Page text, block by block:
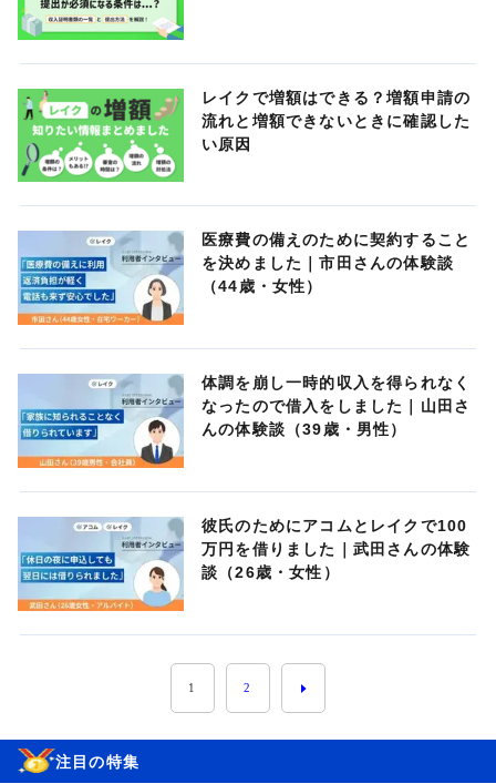
レイクで増額はできる？増額申請の
流れと増額できないときに確認した
い原因
医療費の備えのために契約すること
を決めました｜市田さんの体験談
（44歳・女性）
体調を崩し一時的収入を得られなく
なったので借入をしました｜山田さ
んの体験談（39歳・男性）
彼氏のためにアコムとレイクで100
万円を借りました｜武田さんの体験
談（26歳・女性）
1 2
注目の特集